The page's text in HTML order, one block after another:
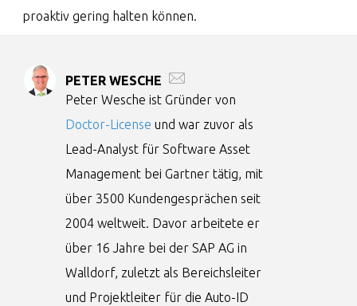
proaktiv gering halten können.
PETER WESCHE
Peter Wesche ist Gründer von
Doctor-License und war zuvor als
Lead-Analyst für Software Asset
Management bei Gartner tätig, mit
über 3500 Kundengesprächen seit
2004 weltweit. Davor arbeitete er
über 16 Jahre bei der SAP AG in
Walldorf, zuletzt als Bereichsleiter
und Projektleiter für die Auto-ID